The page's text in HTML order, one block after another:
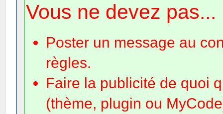
Vous ne devez pas...
Poster un message au
règles.
Faire la publicité de quoi
(thème, plugin ou